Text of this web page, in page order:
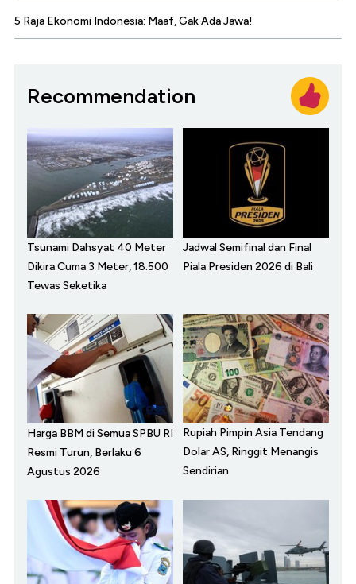
5 Raja Ekonomi Indonesia: Maaf, Gak Ada Jawa!
Recommendation
Tsunami Dahsyat 40 Meter
Dikira Cuma 3 Meter, 18.500
Tewas Seketika
Jadwal Semifinal dan Final
Piala Presiden 2026 di Bali
Harga BBM di Semua SPBU RI
Resmi Turun, Berlaku 6
Agustus 2026
Rupiah Pimpin Asia Tendang
Dolar AS, Ringgit Menangis
Sendirian